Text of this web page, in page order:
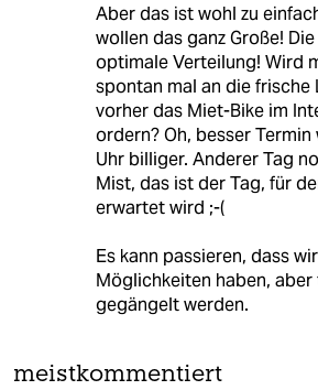
Aber das ist wohl zu
wollen das ganz Große!
optimale Verteilung! Wird
spontan mal an die frische
vorher das Miet-Bike im
ordern? Oh, besser
Uhr billiger. Anderer Tag
Mist, das ist der Tag, für
erwartet wird ;-(
Es kann passieren, dass
Möglichkeiten haben,
gegängelt werden.
meistkommentiert